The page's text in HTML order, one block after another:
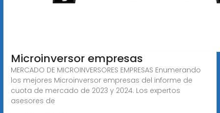
Microinversor empresas
MERCADO DE MICROINVERSORES EMPRESAS Enumerando
los mejores Microinversor empresas del informe de
cuota de mercado de 2023 y 2024. Los expertos
asesores de